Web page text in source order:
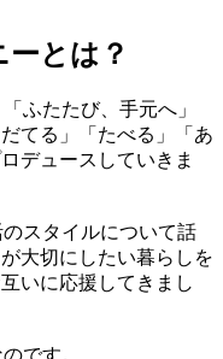
とは？
ふたたび、手元へ」
てる」「たべる」「あ
デュースしていきま
スタイルについて話
大切にしたい暮らしを
いに応援してきまし
です。